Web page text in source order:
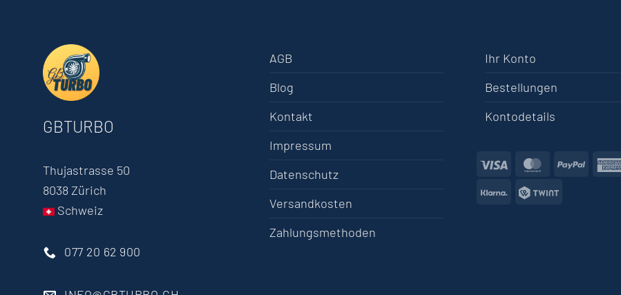
GBTURBO
Thujastrasse 50
8038 Zürich
Schweiz
077 20 62 900
AGB
Blog
Kontakt
Impressum
Datenschutz
Versandkosten
Zahlungsmethoden
Ihr Konto
Bestellungen
Kontodetails
Visa MasterCard
PayPal
Klarna
Twint